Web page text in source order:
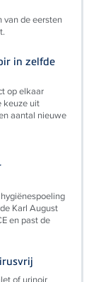
van de eersten
in zelfde
op elkaar
keuze uit
aantal nieuwe
Karl August
en past de